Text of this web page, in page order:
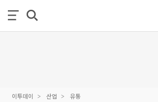
이투데이 산업 유통